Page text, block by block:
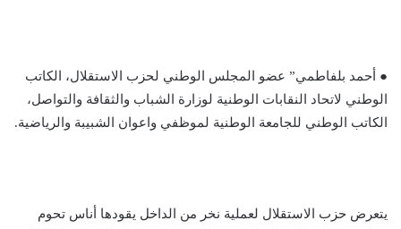
● أحمد بلفاطمي” عضو المجلس الوطني لحزب الاستقلال، الكاتب
الوطني لاتحاد النقابات الوطنية لوزارة الشباب والثقافة والتواصل،
الكاتب الوطني للجامعة الوطنية لموظفي واعوان الشبيبة والرياضية.
يتعرض حزب الاستقلال لعملية نخر من الداخل يقودها أناس تحوم